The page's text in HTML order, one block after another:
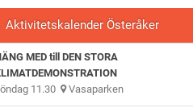
Aktivitetskalender Österåker
MED till DEN STORA
11.30 Vasaparken